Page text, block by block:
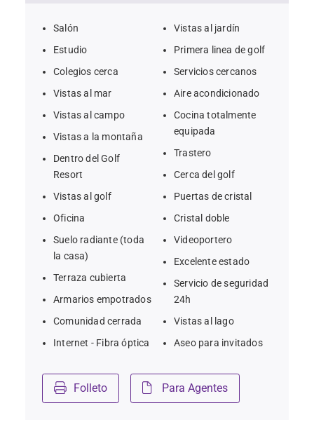
Salón
Estudio
Colegios cerca
Vistas al mar
Vistas al campo
Vistas a la montaña
Dentro del Golf
Resort
Vistas al golf
Oficina
Suelo radiante (toda
la casa)
Terraza cubierta
Armarios empotrados
Comunidad cerrada
Internet - Fibra óptica
Vistas al jardín
Primera linea de golf
Servicios cercanos
Aire acondicionado
Cocina totalmente
equipada
Trastero
Cerca del golf
Puertas de cristal
Cristal doble
Videoportero
Excelente estado
Servicio de seguridad
24h
Vistas al lago
Aseo para invitados
Folleto Para Agentes